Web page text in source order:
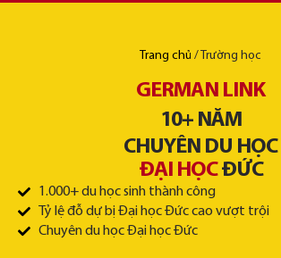
Trang chủ / Trường học
GERMAN LINK
10+ NĂM
CHUYÊN DU HỌC
ĐẠI HỌCĐỨC
1.000+ du học sinh thành công
Tỷ lệ đỗ dự bị Đại học Đức cao vượt trội
Chuyên du học Đại học Đức